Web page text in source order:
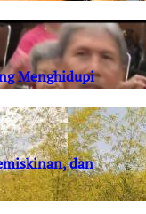
Menghidupi
dan